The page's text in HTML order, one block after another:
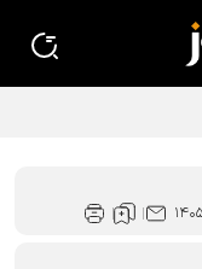
۱۳